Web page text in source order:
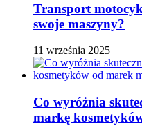
Transport
swoje maszyny?
11 września 2025
Co wyróżnia
markę